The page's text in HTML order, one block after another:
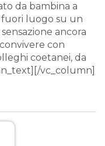
da bambina a
fuori luogo su un
ancora
con
coetanei, da
vc_column]